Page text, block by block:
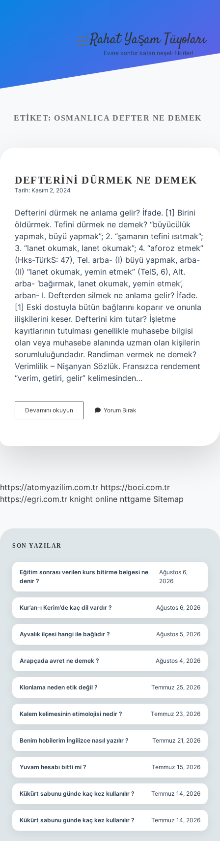
Yasal Uyarı
menüyü
Rahat Yaşam Tüyoları
Evine konfor katan neşeli fikirler!
ETIKET: OSMANLICA DEFTER NE DEMEK
DEFTERINI DÜRMEK NE DEMEK
Tarih: Kasım 2, 2024
Defterini dürmek ne anlama gelir? İfade. [1] Birini
öldürmek. Tefini dürmek ne demek? “büyücülük
yapmak, büyü yapmak”; 2. “şamanın tefini ısıtmak”;
3. “lanet okumak, lanet okumak”; 4. “aforoz etmek”
(Hks-TürkS: 47), Tel. arba- (I) büyü yapmak, arba-
(II) “lanet okumak, yemin etmek” (TelS, 6), Alt.
arba- ‘bağırmak, lanet okumak, yemin etmek’,
arban- I. Defterden silmek ne anlama gelir? İfade.
[1] Eski dostuyla bütün bağlarını koparır ve onunla
ilişkilerini keser. Defterini kim tutar? İşletme
kayıtlarının tutulması genellikle muhasebe bilgisi
olan veya muhasebe alanında uzman olan kişilerin
sorumluluğundadır. Randiman vermek ne demek?
Verimlilik – Nişanyan Sözlük. Fransızca rendement
“verim, getiri, gelir” kelimesinden…
Devamını okuyun Defterini
Dürmek
Yorum Bırak
https://atomyazilim.com.tr https://boci.com.tr
https://egri.com.tr knight online nttgame Sitemap
SIDEBAR
SON YAZILAR
Eğitim sonrası verilen kurs bitirme belgesi ne
denir ?
Ağustos 6,
2026
Kur’an-ı Kerim’de kaç dil vardır ? Ağustos 6, 2026
Ayvalık ilçesi hangi ile bağlıdır ? Ağustos 5, 2026
Arapçada avret ne demek ? Ağustos 4, 2026
Klonlama neden etik değil ? Temmuz 25, 2026
Kalem kelimesinin etimolojisi nedir ? Temmuz 23, 2026
Benim hobilerim İngilizce nasıl yazılır ? Temmuz 21, 2026
Yuvam hesabı bitti mi ? Temmuz 15, 2026
Kükürt sabunu günde kaç kez kullanılır ? Temmuz 14, 2026
Kükürt sabunu günde kaç kez kullanılır ? Temmuz 14, 2026